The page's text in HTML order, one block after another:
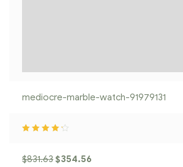
mediocre-marble-watch-91979131
$831.63 $354.56